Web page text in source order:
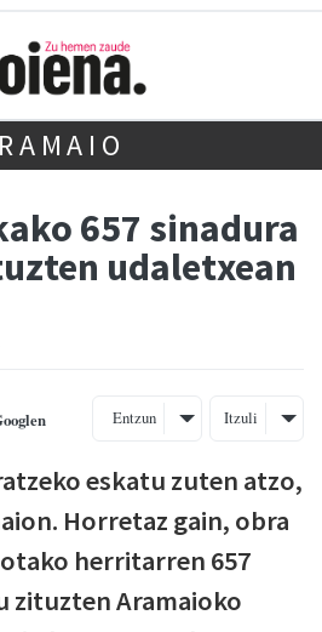
657 sinadura
udaletxean
Entzun Itzuli
eskatu zuten atzo,
Horretaz gain, obra
herritarren 657
zituzten Aramaioko